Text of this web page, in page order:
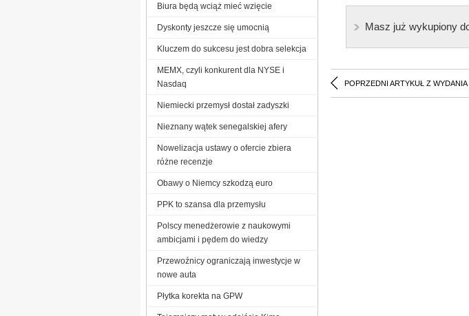
Masz już wykupiony
POPRZEDNI ARTYKUŁ Z WYDANIA
Biura będą wciąż mieć wzięcie
Dyskonty jeszcze się umocnią
Kluczem do sukcesu jest dobra selekcja
MEMX, czyli konkurent dla NYSE i
Nasdaq
Niemiecki przemysł dostał zadyszki
Nieznany wątek senegalskiej afery
Nowelizacja ustawy o ofercie zbiera
różne recenzje
Obawy o Niemcy szkodzą euro
PPK to szansa dla przemysłu
Polscy menedżerowie z naukowymi
ambicjami i pędem do wiedzy
Przewoźnicy ograniczają inwestycje w
nowe auta
Płytka korekta na GPW